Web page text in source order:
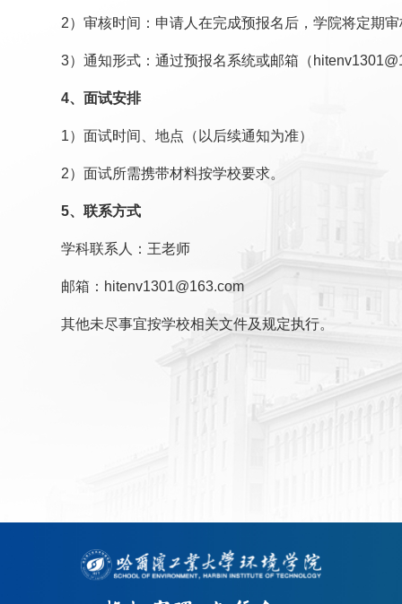
2）审核时间：申请人在完成预报名后，学院将定期
3）通知形式：通过预报名系统或邮箱（
4、面试安排
1）面试时间、地点（以后续通知为准）
2）面试所需携带材料按学校要求。
5、联系方式
学科联系人：王老师
邮箱： hitenv1301@163.com
其他未尽事宜按学校相关文件及规定执行。